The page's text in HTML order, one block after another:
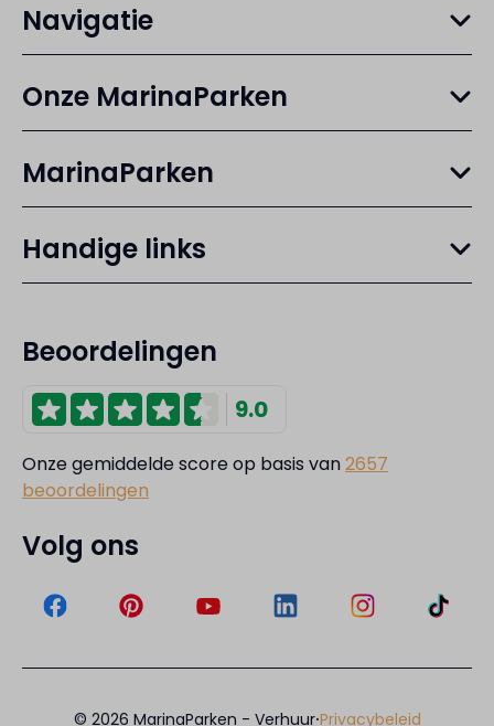
Navigatie
Onze MarinaParken
MarinaParken
Handige links
Beoordelingen
9.0
Onze gemiddelde score op basis van2657
beoordelingen
Volg ons
© 2026 MarinaParken - Verhuur·Privacybeleid